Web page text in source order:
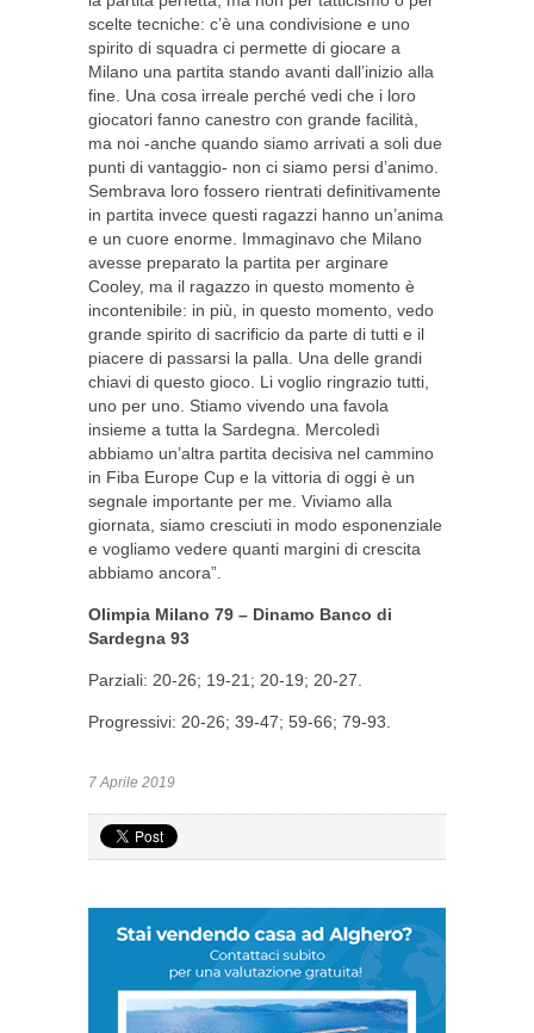
scelte tecniche: c’è una condivisione e uno
spirito di squadra ci permette di giocare a
Milano una partita stando avanti dall’inizio alla
fine. Una cosa irreale perché vedi che i loro
giocatori fanno canestro con grande facilità,
ma noi -anche quando siamo arrivati a soli due
punti di vantaggio- non ci siamo persi d’animo.
Sembrava loro fossero rientrati definitivamente
in partita invece questi ragazzi hanno un’anima
e un cuore enorme. Immaginavo che Milano
avesse preparato la partita per arginare
Cooley, ma il ragazzo in questo momento è
incontenibile: in più, in questo momento, vedo
grande spirito di sacrificio da parte di tutti e il
piacere di passarsi la palla. Una delle grandi
chiavi di questo gioco. Li voglio ringrazio tutti,
uno per uno. Stiamo vivendo una favola
insieme a tutta la Sardegna. Mercoledì
abbiamo un’altra partita decisiva nel cammino
in Fiba Europe Cup e la vittoria di oggi è un
segnale importante per me. Viviamo alla
giornata, siamo cresciuti in modo esponenziale
e vogliamo vedere quanti margini di crescita
abbiamo ancora”.
Olimpia Milano 79 – Dinamo Banco di
Sardegna 93
Parziali: 20-26; 19-21; 20-19; 20-27.
Progressivi: 20-26; 39-47; 59-66; 79-93.
7 Aprile 2019